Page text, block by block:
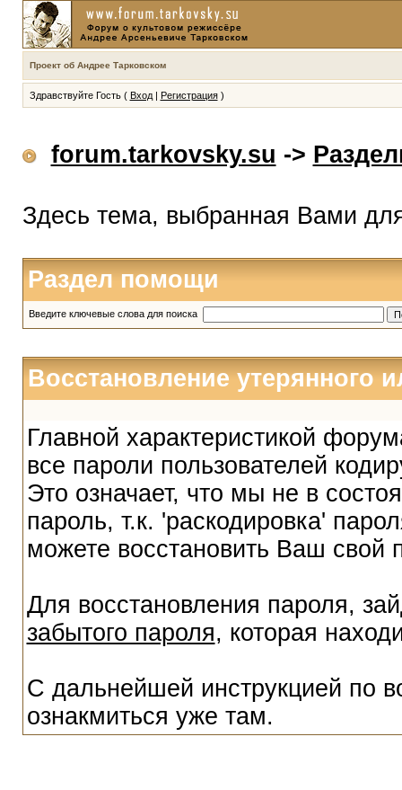
Проект об Андрее Тарковском
Здравствуйте Гость ( Вход| Регистрация)
forum.tarkovsky.su ->
Здесь тема, выбранная Вами
Раздел помощи
Введите ключевые слова для поиска
Восстановление утерянного
Главной характеристикой
все пароли пользователей
Это означает, что мы не в
пароль, т.к. 'раскодировка'
можете восстановить Ваш свой
Для восстановления пароля,
забытого пароля, которая
С дальнейшей инструкцией по
ознакмиться уже там.